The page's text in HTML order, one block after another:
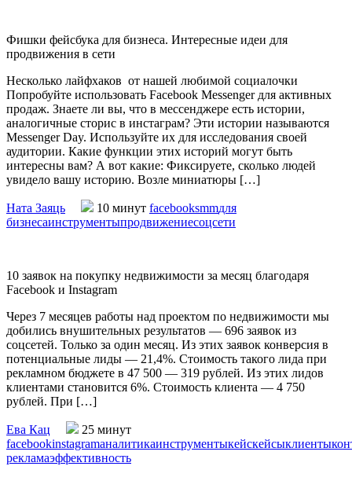
Фишки фейсбука для бизнеса. Интересные идеи для
продвижения в сети
Несколько лайфхаков от нашей любимой социалочки
Попробуйте использовать Facebook Messenger для активных
продаж. Знаете ли вы, что в мессенджере есть истории,
аналогичные сторис в инстаграм? Эти истории называются
Messenger Day. Используйте их для исследования своей
аудитории. Какие функции этих историй могут быть
интересны вам? А вот какие: Фиксируете, сколько людей
увидело вашу историю. Возле миниатюры […]
Ната Заяць 10 минут facebooksmmдля
бизнесаинструментыпродвижениесоцсети
10 заявок на покупку недвижимости за месяц благодаря
Facebook и Instagram
Через 7 месяцев работы над проектом по недвижимости мы
добились внушительных результатов — 696 заявок из
соцсетей. Только за один месяц. Из этих заявок конверсия в
потенциальные лиды — 21,4%. Стоимость такого лида при
рекламном бюджете в 47 500 — 319 рублей. Из этих лидов
клиентами становится 6%. Стоимость клиента — 4 750
рублей. При […]
Ева Кац
25 минут
facebookinstagramаналитикаинструментыкейскейсыклиенты
рекламаэффективность